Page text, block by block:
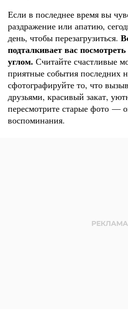
Если в последнее время вы
раздражение или апатию,
день, чтобы перезагрузиться.
подталкивает вас
углом. Считайте счастливые
приятные события последних
сфотографируйте то, что
друзьями, красивый закат,
пересмотрите старые фото —
воспоминания.